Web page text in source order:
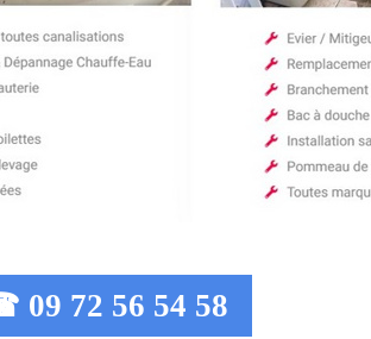
09 72 56 54 58